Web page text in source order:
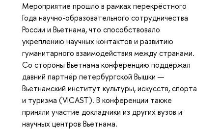
Мероприятие прошло в рамках перекрёстного
Года научно-образовательного сотрудничества
России и Вьетнама, что способствовало
укреплению научных контактов и развитию
гуманитарного взаимодействия между странами.
Со стороны Вьетнама конференцию поддержал
давний партнёр петербургской Вышки —
Вьетнамский институт культуры, искусств, спорта
и туризма (VICAST). В конференции также
приняли участие докладчики из других вузов и
научных центров Вьетнама.